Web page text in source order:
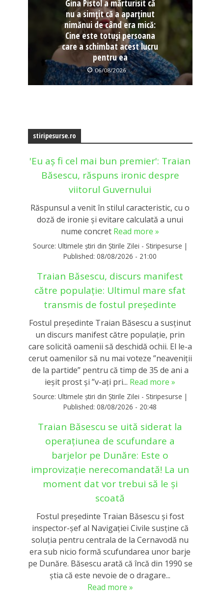
Gina Pistol a mărturisit că
nu a simțit că a aparținut
nimănui de când era mică:
Cine este totuși persoana
care a schimbat acest lucru
pentru ea
06/08/2026
stiripesurse.ro
'Eu aș fi cel mai bun premier': Traian
Băsescu, răspuns ironic despre
viitorul Guvernului
Răspunsul a venit în stilul caracteristic, cu o
doză de ironie și evitare calculată a unui
nume concret Read more »
Source: Ultimele știri din Știrile Zilei - Stiripesurse |
Published: 08/08/2026 - 21:00
Traian Băsescu, discurs manifest
către populație: Ultimul mare sfat
transmis de fostul președinte
Fostul președinte Traian Băsescu a susținut
un discurs manifest către populație, prin
care solicită oamenii să deschidă ochii. El le-a
cerut oamenilor să nu mai voteze ”neaveniții
de la partide” pentru că timp de 35 de ani a
ieșit prost și ”v-ați pri... Read more »
Source: Ultimele știri din Știrile Zilei - Stiripesurse |
Published: 08/08/2026 - 20:48
Traian Băsescu se uită siderat la
operațiunea de scufundare a
barjelor pe Dunăre: Este o
improvizație nerecomandată! La un
moment dat vor trebui să le și
scoată
Fostul președinte Traian Băsescu și fost
inspector-șef al Navigației Civile susține că
soluția pentru centrala de la Cernavodă nu
era sub nicio formă scufundarea unor barje
pe Dunăre. Băsescu arată că încă din 1990 se
știa că este nevoie de o dragare...
Read more »